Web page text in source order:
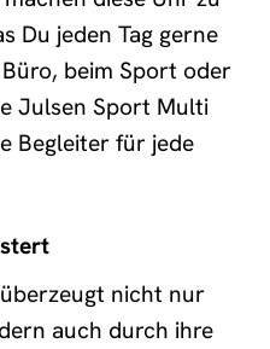
Du jeden Tag gerne
beim Sport oder
Julsen Sport Multi
Begleiter für jede
nicht nur
auch durch ihre